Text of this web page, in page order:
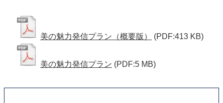
美の魅力発信プラン（概要版） (PDF:413 KB)
美の魅力発信プラン (PDF:5 MB)